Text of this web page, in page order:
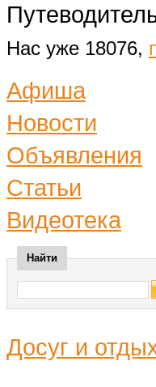
Нас уже 18076,
Афиша
Новости
Объявления
Статьи
Видеотека
Найти
Досуг и